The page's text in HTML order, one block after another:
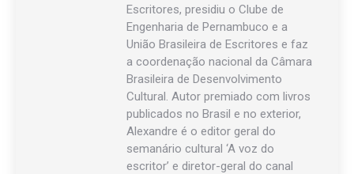
Escritores, presidiu o Clube de
Engenharia de Pernambuco e a
União Brasileira de Escritores e faz
a coordenação nacional da Câmara
Brasileira de Desenvolvimento
Cultural. Autor premiado com livros
publicados no Brasil e no exterior,
Alexandre é o editor geral do
semanário cultural ‘A voz do
escritor’ e diretor-geral do canal